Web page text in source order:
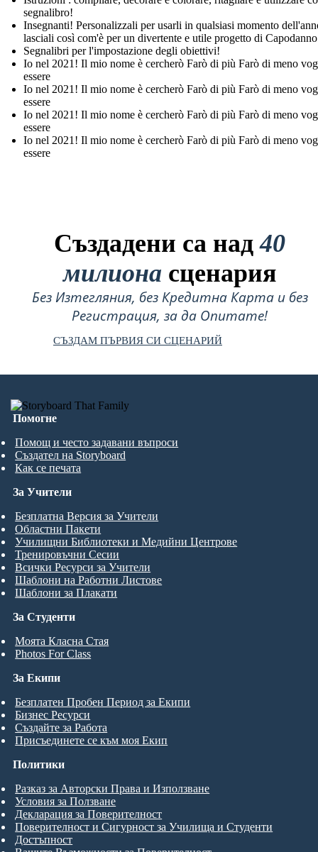
segnalibro!
Insegnanti! Personalizzali per usarli in qualsiasi momento
lasciali così com'è per un divertente e utile progetto di
Segnalibri per l'impostazione degli obiettivi!
Io nel 2021! Il mio nome è cercherò Farò di più Farò di meno
essere
Io nel 2021! Il mio nome è cercherò Farò di più Farò di meno
essere
Io nel 2021! Il mio nome è cercherò Farò di più Farò di meno
essere
Io nel 2021! Il mio nome è cercherò Farò di più Farò di meno
essere
Създадени са над40
милиона сценария
Без Изтегляния, без Кредитна Карта и без
Регистрация, за да Опитате!
СЪЗДАМ ПЪРВИЯ СИ СЦЕНАРИЙ
Помогне
Помощ и често задавани въпроси
Създател на Storyboard
Как се печата
За Студенти
Моята Класна Стая
Photos For Class
За Учители
Безплатна Версия за Учители
Областни Пакети
Училищни Библиотеки и Медийни Центрове
Тренировъчни Сесии
Всички Ресурси за Учители
Шаблони на Работни Листове
Шаблони за Плакати
За Екипи
Безплатен Пробен Период за Екипи
Бизнес Ресурси
Създайте за Работа
Присъединете се към моя Екип
Политики
Разказ за Авторски Права и Използване
Условия за Ползване
Декларация за Поверителност
Поверителност и Сигурност за Училища и Студенти
Достъпност